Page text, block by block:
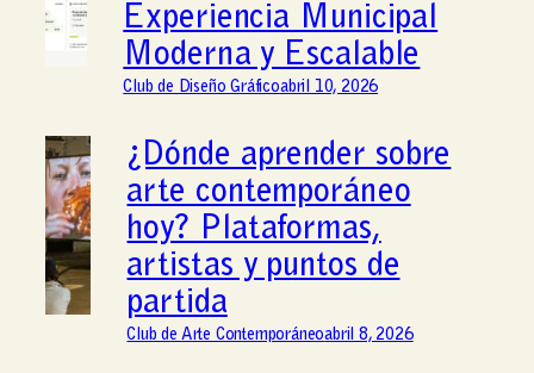
Experiencia Municipal
Moderna y Escalable
Club de Diseño Gráficoabril 10, 2026
¿Dónde aprender sobre
arte contemporáneo
hoy? Plataformas,
artistas y puntos de
partida
Club de Arte Contemporáneoabril 8, 2026